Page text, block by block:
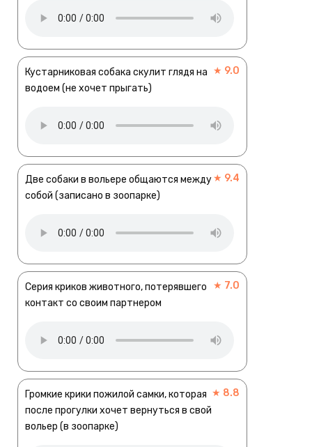
Кустарниковая собака скулит глядя на
водоем (не хочет прыгать)
★ 9.0
Две собаки в вольере общаются между
собой (записано в зоопарке)
★ 9.4
Серия криков животного, потерявшего
контакт со своим партнером
★ 7.0
Громкие крики пожилой самки, которая
после прогулки хочет вернуться в свой
вольер (в зоопарке)
★ 8.8